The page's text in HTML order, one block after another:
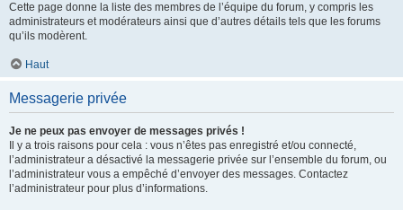
Cette page donne la liste des membres de l’équipe du forum, y compris les
administrateurs et modérateurs ainsi que d’autres détails tels que les forums
qu’ils modèrent.
Haut
Messagerie privée
Je ne peux pas envoyer de messages privés !
Il y a trois raisons pour cela : vous n’êtes pas enregistré et/ou connecté,
l’administrateur a désactivé la messagerie privée sur l’ensemble du forum, ou
l’administrateur vous a empêché d’envoyer des messages. Contactez
l’administrateur pour plus d’informations.